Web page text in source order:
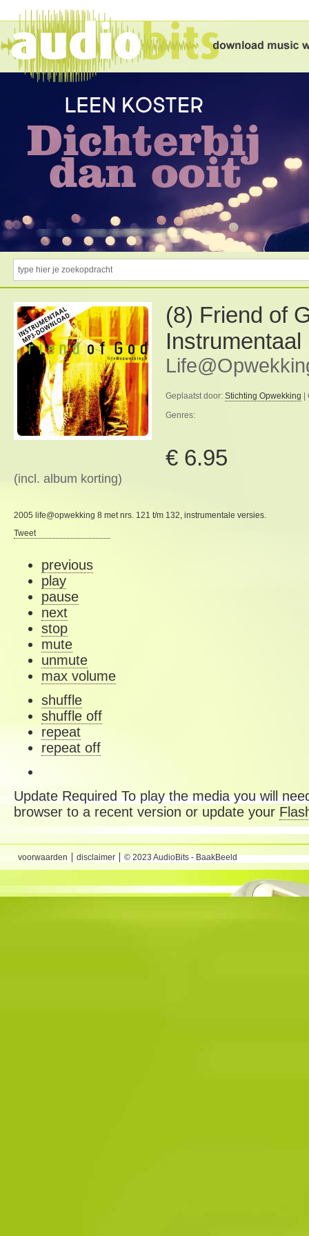
(8) Friend of
Instrumentaal
Geplaatst door: Stichting Opwekking
Genres:
€ 6.95
(incl. album korting)
2005 life@opwekking 8 met nrs. 121 t/m 132, instrumentale versies.
Tweet
previous
play
pause
next
stop
mute
unmute
max volume
shuffle
shuffle off
repeat
repeat off
Update RequiredTo play the media you will
browser to a recent version or update your
voorwaarden disclaimer © 2023 AudioBits - BaakBeeld